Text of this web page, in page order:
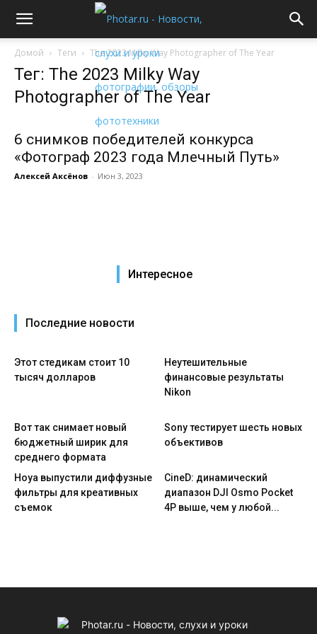
Домой Теги The 2023 Milky Way Photographer of The Year
Тег: The 2023 Milky Way
Photographer of The Year
6 снимков победителей конкурса
«Фотограф 2023 года Млечный Путь»
Алексей Аксёнов - Июн 3, 2023
Интересное
Последние новости
Этот стедикам стоит 10
тысяч долларов
Неутешительные
финансовые результаты
Nikon
Вот так снимает новый
бюджетный ширик для
среднего формата
Sony тестирует шесть новых
объективов
Hoya выпустили диффузные
фильтры для креативных
съемок
CineD: динамический
диапазон DJI Osmo Pocket
4P выше, чем у любой...